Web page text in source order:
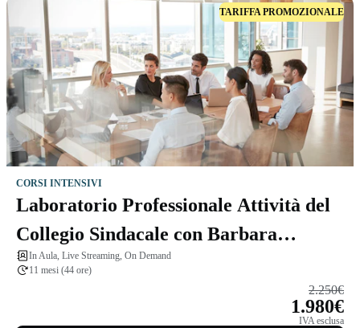
TARIFFA PROMOZIONALE
CORSI INTENSIVI
Laboratorio Professionale Attività del
Collegio Sindacale con Barbara
Zanardi
In Aula, Live Streaming, On Demand
11 mesi (44 ore)
2.250€
1.980€
IVA esclusa